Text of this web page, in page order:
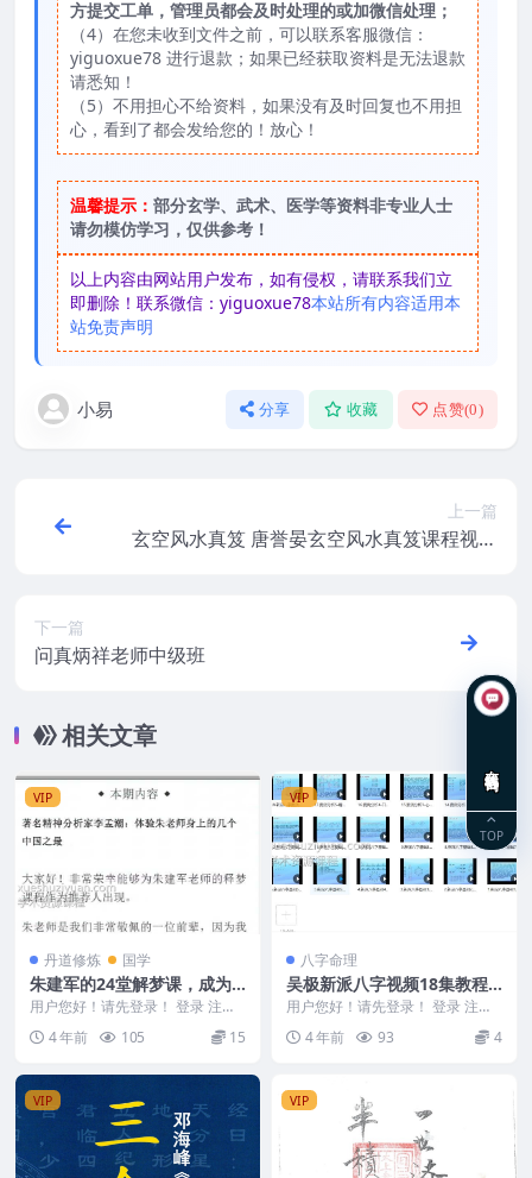
方提交工单，管理员都会及时处理的或加微信处理；
（4）在您未收到文件之前，可以联系客服微信：
yiguoxue78 进行退款；如果已经获取资料是无法退款
请悉知！
（5）不用担心不给资料，如果没有及时回复也不用担
心，看到了都会发给您的！放心！
温馨提示： 部分玄学、武术、医学等资料非专业人士
请勿模仿学习，仅供参考！
以上内容由网站用户发布，如有侵权，请联系我们立
即删除！联系微信：yiguoxue78本站所有内容适用本
站免责声明
小易 分享 收藏 点赞(0)
上一篇
玄空风水真笈 唐誉晏玄空风水真笈课程视频
下一篇
问真炳祥老师中级班
相关文章
VIP
丹道修炼 国学
朱建军的24堂解梦课，成为
自己的解梦师
用户您好！请先登录！ 登录 注册
朱建军的24堂解梦课，成为自己的
解梦师 编号：...
4 年前 105 15
VIP
八字命理
吴极新派八字视频18集教程
等多个文件
用户您好！请先登录！ 登录 注册
吴极新派八字视频教程等多个文件
编号：922C...
4 年前 93 4
VIP VIP
TOP